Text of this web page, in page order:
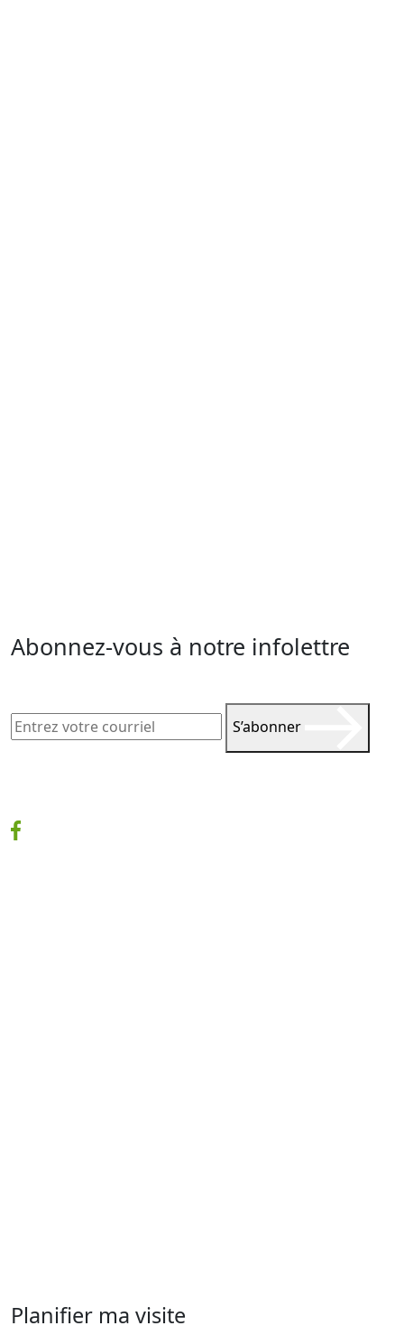
Abonnez-vous à notre infolettre
S’abonner
Planifier ma visite